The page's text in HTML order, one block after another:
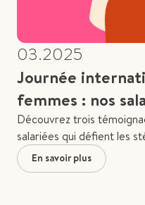
03.2025
Journée
femmes : nos
Découvrez trois
salariées qui défient les
En savoir plus